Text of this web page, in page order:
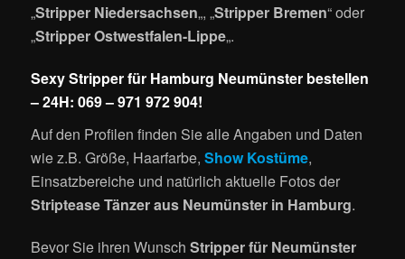
„Stripper Niedersachsen„, „Stripper Bremen“ oder
„Stripper Ostwestfalen-Lippe„.
Sexy Stripper für Hamburg Neumünster bestellen
– 24H: 069 – 971 972 904!
Auf den Profilen finden Sie alle Angaben und Daten
wie z.B. Größe, Haarfarbe,Show Kostüme,
Einsatzbereiche und natürlich aktuelle Fotos der
Striptease Tänzer aus Neumünster in Hamburg.
Bevor Sie ihren WunschStripper für Neumünster